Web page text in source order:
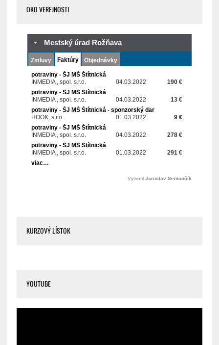
OKO VEREJNOSTI
KURZOVÝ LÍSTOK
YOUTUBE